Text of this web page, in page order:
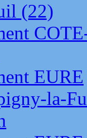
(22)
EURE
la-